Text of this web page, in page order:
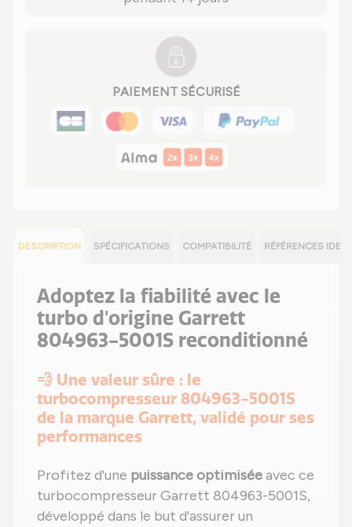
PAIEMENT SÉCURISÉ
DESCRIPTION SPÉCIFICATIONS COMPATIBILITÉ RÉFÉRENCES
Adoptez la fiabilité avec le
turbo d'origine Garrett
804963-5001S reconditionné
💨 Une valeur sûre : le
turbocompresseur 804963-5001S
de la marque Garrett, validé pour ses
performances
Profitez d'une puissance optimiséeavec ce
turbocompresseur Garrett 804963-5001S,
développé dans le but d'assurer un